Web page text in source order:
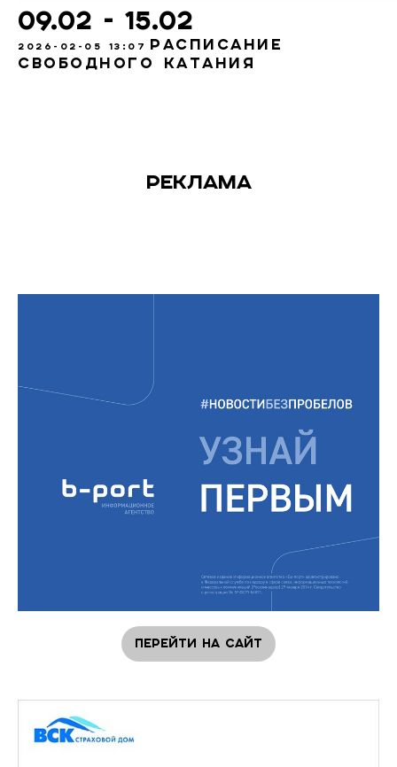
09.02 - 15.02
2026-02-05 13:07
Расписание
свободного катания
РЕКЛАМА
Перейти на сайт